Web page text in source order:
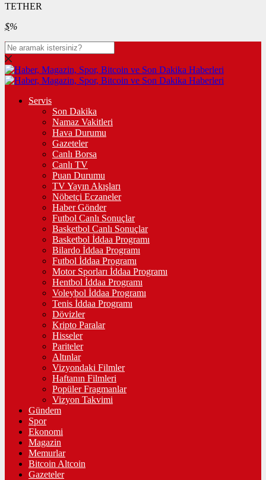
TETHER
$%
Servis
Son Dakika
Namaz Vakitleri
Hava Durumu
Gazeteler
Canlı Borsa
Canlı TV
Puan Durumu
TV Yayın Akışları
Nöbetçi Eczaneler
Haber Gönder
Futbol Canlı Sonuçlar
Basketbol Canlı Sonuçlar
Basketbol İddaa Programı
Bilardo İddaa Programı
Futbol İddaa Programı
Motor Sporları İddaa Programı
Hentbol İddaa Programı
Voleybol İddaa Programı
Tenis İddaa Programı
Dövizler
Kripto Paralar
Hisseler
Pariteler
Altınlar
Vizyondaki Filmler
Haftanın Filmleri
Popüler Fragmanlar
Vizyon Takvimi
Gündem
Spor
Ekonomi
Magazin
Memurlar
Bitcoin Altcoin
Gazeteler